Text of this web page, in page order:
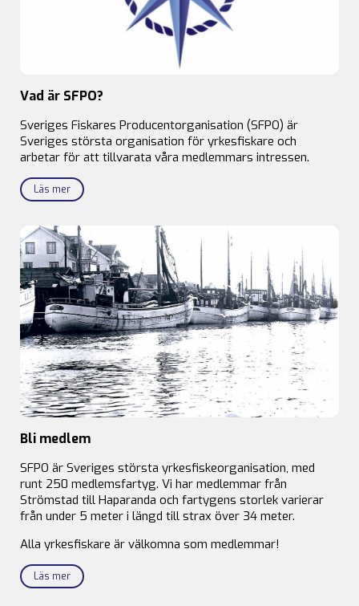
Vad är SFPO?
Sveriges Fiskares Producentorganisation (SFPO) är
Sveriges största organisation för yrkesfiskare och
arbetar för att tillvarata våra medlemmars intressen.
Läs mer
Bli medlem
SFPO är Sveriges största yrkesfiskeorganisation, med
runt 250 medlemsfartyg. Vi har medlemmar från
Strömstad till Haparanda och fartygens storlek varierar
från under 5 meter i längd till strax över 34 meter.
Alla yrkesfiskare är välkomna som medlemmar!
Läs mer